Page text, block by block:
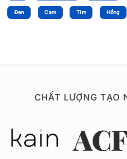
Đen Cam Tím Hồng
CHẤT LƯỢNG TẠO